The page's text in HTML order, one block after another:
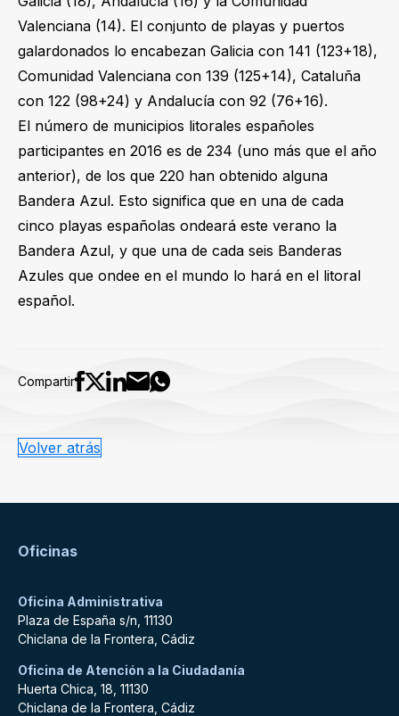
Valenciana (14). El conjunto de playas y puertos
galardonados lo encabezan Galicia con 141 (123+18),
Comunidad Valenciana con 139 (125+14), Cataluña
con 122 (98+24) y Andalucía con 92 (76+16).
El número de municipios litorales españoles
participantes en 2016 es de 234 (uno más que el año
anterior), de los que 220 han obtenido alguna
Bandera Azul. Esto significa que en una de cada
cinco playas españolas ondeará este verano la
Bandera Azul, y que una de cada seis Banderas
Azules que ondee en el mundo lo hará en el litoral
español.
Compartir
Volver atrás
Oficinas
Oficina Administrativa
Plaza de España s/n, 11130
Chiclana de la Frontera, Cádiz
Oficina de Atención a la Ciudadanía
Huerta Chica, 18, 11130
Chiclana de la Frontera, Cádiz